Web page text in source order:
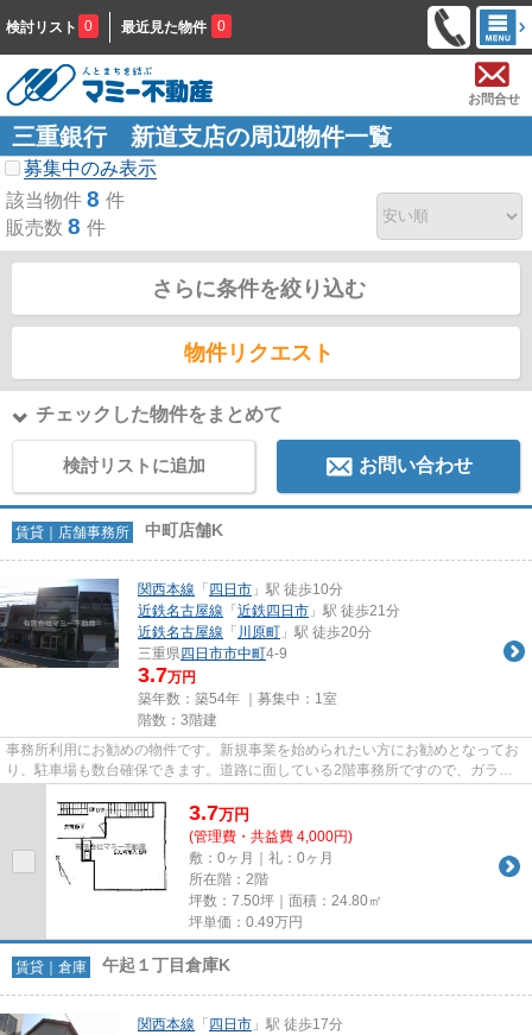
検討リスト 0 最近見た物件 0
お問合せ
三重銀行 新道支店の周辺物件一覧
募集中のみ表示
該当物件 8 件
販売数 8 件
さらに条件を絞り込む
物件リクエスト
チェックした物件をまとめて
検討リストに追加 お問い合わせ
賃貸｜店舗事務所 中町店舗K
関西本線 「 四日市 」駅 徒歩10分
近鉄名古屋線 「 近鉄四日市 」駅 徒歩21分
近鉄名古屋線 「 川原町 」駅 徒歩20分
三重県四日市市中町4-9
3.7万円
築年数：築54年 ｜募集中： 1室
階数：3階建
事務所利用にお勧めの物件です。新規事業を始められたい方にお勧めとなってお
り、駐車場も数台確保できます。道路に面している2階事務所ですので、ガラス
3.7万円
(管理費・共益費 4,000円)
敷：0ヶ月｜礼：0ヶ月
所在階：2階
坪数：7.50坪｜面積：24.80㎡
坪単価： 0.49万円
賃貸｜倉庫 午起１丁目倉庫K
関西本線 「 四日市 」駅 徒歩17分